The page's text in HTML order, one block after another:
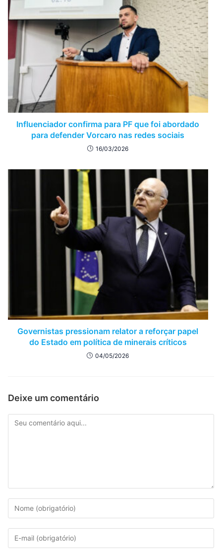
Influenciador confirma para PF que foi abordado
para defender Vorcaro nas redes sociais
16/03/2026
Governistas pressionam relator a reforçar papel
do Estado em política de minerais críticos
04/05/2026
Deixe um comentário